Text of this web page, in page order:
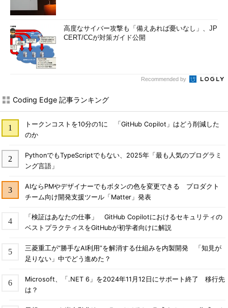
高度なサイバー攻撃も「備えあれば憂いなし」、JP
CERT/CCが対策ガイド公開
Recommended by
Coding Edge 記事ランキング
トークンコストを10分の1に 「GitHub Copilot」はどう削減した
のか
PythonでもTypeScriptでもない、2025年「最も人気のプログラミ
ング言語」
AIならPMやデザイナーでもボタンの色を変更できる プロダクト
チーム向け開発支援ツール「Matter」発表
「検証はあなたの仕事」 GitHub Copilotにおけるセキュリティの
ベストプラクティスをGitHubが初学者向けに解説
三菱重工が“勝手なAI利用”を解消する仕組みを内製開発 「知見が
足りない」中でどう進めた？
Microsoft、「.NET 6」を2024年11月12日にサポート終了 移行先
は？